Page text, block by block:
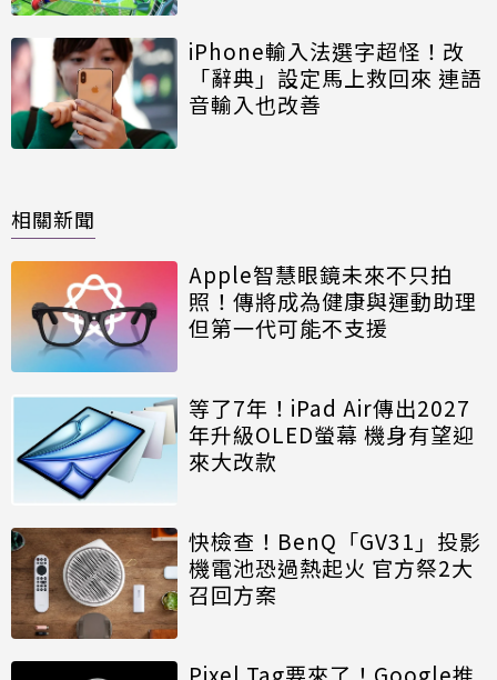
iPhone輸入法選字超怪！改
「辭典」設定馬上救回來 連語
音輸入也改善
相關新聞
Apple智慧眼鏡未來不只拍
照！傳將成為健康與運動助理
但第一代可能不支援
等了7年！iPad Air傳出2027
年升級OLED螢幕 機身有望迎
來大改款
快檢查！BenQ「GV31」投影
機電池恐過熱起火 官方祭2大
召回方案